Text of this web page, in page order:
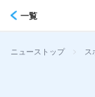
一覧
ニューストップ > ス